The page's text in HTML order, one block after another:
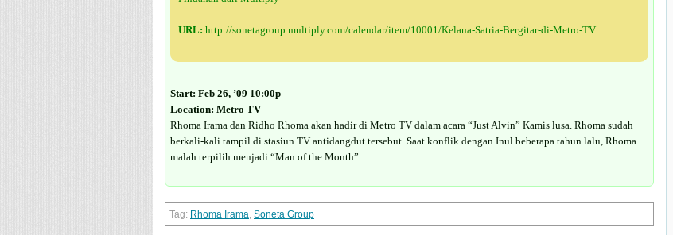
URL: http://sonetagroup.multiply.com/calendar/item/10001/Kelana-Satria-Bergitar-di-Metro-TV
Start: Feb 26, ’09 10:00p
Location: Metro TV
Rhoma Irama dan Ridho Rhoma akan hadir di Metro TV dalam acara “Just Alvin” Kamis lusa. Rhoma sudah
berkali-kali tampil di stasiun TV antidangdut tersebut. Saat konflik dengan Inul beberapa tahun lalu, Rhoma
malah terpilih menjadi “Man of the Month”.
Rhoma Irama, Soneta Group